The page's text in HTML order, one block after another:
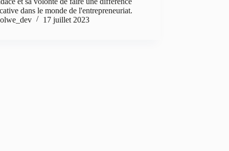
dans le monde de l'entrepreneuriat.
olwe_dev
17 juillet 2023